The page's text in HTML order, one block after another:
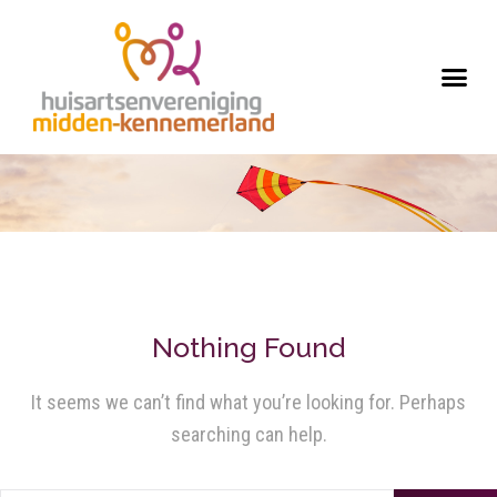
Nothing Found
It seems we can’t find what you’re looking for. Perhaps
searching can help.